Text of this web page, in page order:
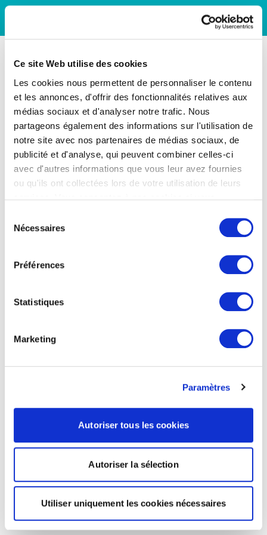
Ce site Web utilise des cookies
Les cookies nous permettent de personnaliser le contenu
et les annonces, d'offrir des fonctionnalités relatives aux
médias sociaux et d'analyser notre trafic. Nous
partageons également des informations sur l'utilisation de
notre site avec nos partenaires de médias sociaux, de
publicité et d'analyse, qui peuvent combiner celles-ci
avec d'autres informations que vous leur avez fournies
ou qu'ils ont collectées lors de votre utilisation de leurs
Nécessaires
Préférences
Statistiques
Marketing
Paramètres
Autoriser tous les cookies
Autoriser la sélection
Utiliser uniquement les cookies nécessaires